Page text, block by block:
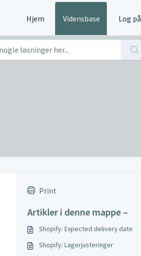
Hjem
Vidensbase Log på
Print
Artikler i denne mappe –
Shopify: Expected delivery date
Shopify: Lagerjusteringer